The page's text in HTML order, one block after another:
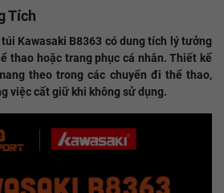
Tích
Kawasaki B8363 có dung tích lý tưởng
thao hoặc trang phục cá nhân. Thiết kế
theo trong các chuyến đi thể thao,
việc cất giữ khi không sử dụng.